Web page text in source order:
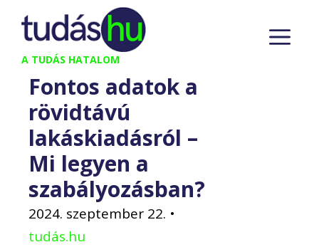
Kilépés
tartalomba
A TUDÁS HATALOM
Fontos adatok a
rövidtávú
lakáskiadásról –
Mi legyen a
szabályozásban?
2024. szeptember 22. •
tudás.hu